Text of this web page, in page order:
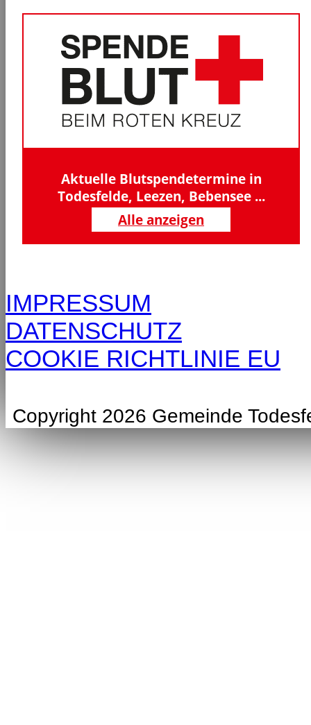
Aktuelle Blutspendetermine in
Todesfelde, Leezen, Bebensee ...
Alle anzeigen
IMPRESSUM
DATENSCHUTZ
COOKIE RICHTLINIE EU
Copyright 2026 Gemeinde